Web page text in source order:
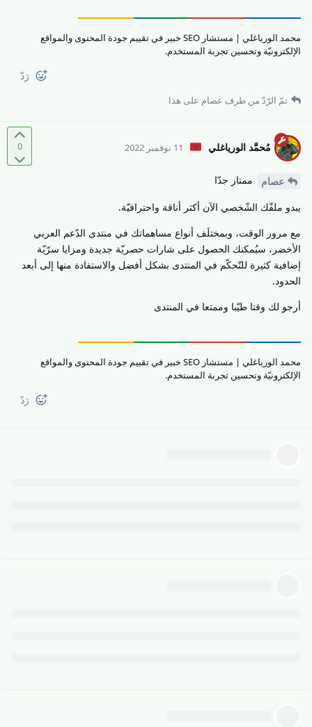
محمد الورياغلي | مستشار SEO خبير في تقييم جودة المحتوى والمواقع
الإلكترونيّة وتحسين تجربة المستخدم.
رَدّ
تمّ الرّدّ من طرف عصام على هذا
0 مُحمَّد الورياغلي 11 نوفمبر 2022
عصام ممتاز جدّا
يبدو ملفّك الشّخصي الآن أكثر أناقة واحترافيّة.
مع مرور الوقت، وبمختلَف أنواع مساهماتك في منتدى الدّعم العربي
الأخضر، سيُمكنك الحصول على شارات حصريّة جديدة ومزايا سرّيّة
إضافية كثيرة للتّحكّم في المنتدى بشكل أفضل والاستفادة منها إلى أبعد
الحدود.
أرجو لك وقتا طيّبا وممتعا في المنتدى
محمد الورياغلي | مستشار SEO خبير في تقييم جودة المحتوى والمواقع
الإلكترونيّة وتحسين تجربة المستخدم.
رَدّ